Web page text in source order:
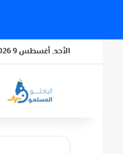
الأحد, أغسطس 9 2026